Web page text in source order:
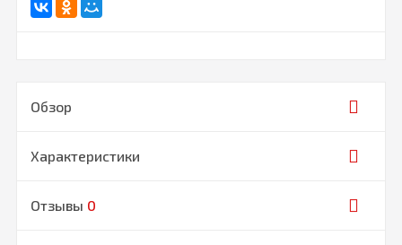
Обзор
Характеристики
Отзывы 0